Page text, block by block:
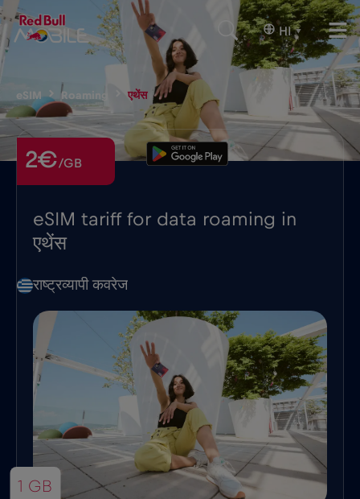
HI ▾
eSIM Roaming एथेंस
eSIM tariff for data roaming in
एथेंस
2€/GB
राष्ट्रव्यापी कवरेज
1 GB